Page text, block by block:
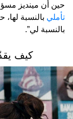
حين أن مينديز
تأملي بالنسبة
بالنسبة لي”.
كيف